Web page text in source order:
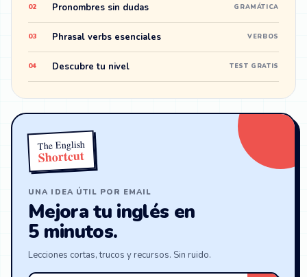
02 Pronombres sin dudas GRAMÁTICA
03 Phrasal verbs esenciales VERBOS
04 Descubre tu nivel TEST GRATIS
The English
Shortcut
UNA IDEA ÚTIL POR EMAIL
Mejora tu inglés en
5 minutos.
Lecciones cortas, trucos y recursos. Sin ruido.